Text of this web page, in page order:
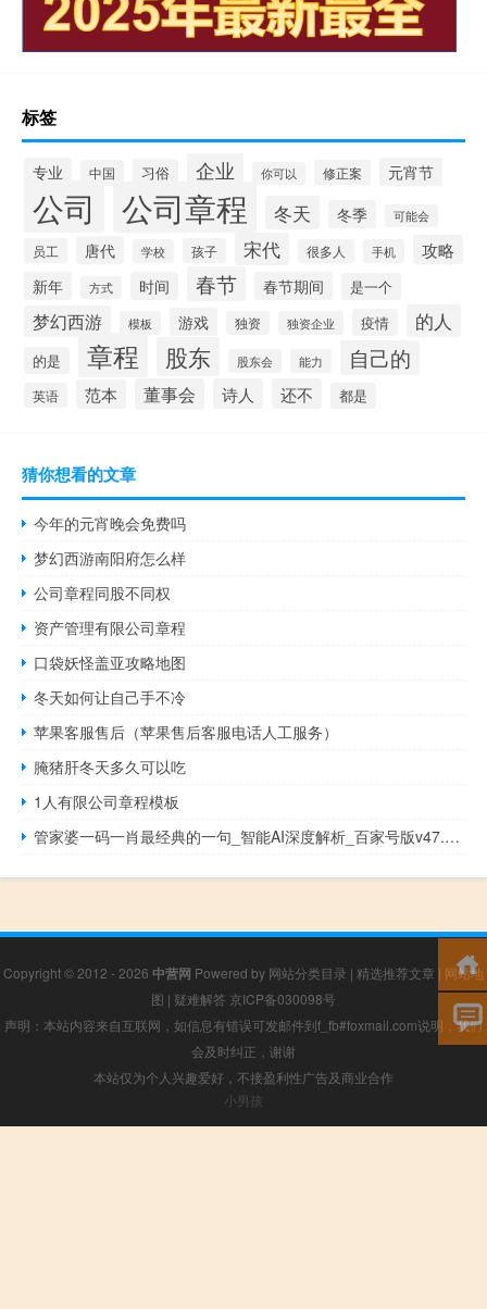
标签
专业 中国 习俗 企业 你可以 修正案 元宵节
公司 公司章程 冬天 冬季 可能会
员工 唐代 学校 孩子 宋代 很多人 手机 攻略
新年 方式 时间 春节 春节期间 是一个
梦幻西游 模板 游戏 独资 独资企业 疫情 的人
的是 章程 股东 股东会 能力 自己的
英语 范本 董事会 诗人 还不 都是
猜你想看的文章
今年的元宵晚会免费吗
梦幻西游南阳府怎么样
公司章程同股不同权
资产管理有限公司章程
口袋妖怪盖亚攻略地图
冬天如何让自己手不冷
苹果客服售后（苹果售后客服电话人工服务）
腌猪肝冬天多久可以吃
1人有限公司章程模板
管家婆一码一肖最经典的一句_智能AI深度解析_百家号版v47.08.141
Copyright © 2012 - 2026 中营网 Powered by 网站分类目录 | 精选推荐文章 | 网站地
图 | 疑难解答 京ICP备030098号
声明：本站内容来自互联网，如信息有错误可发邮件到f_fb#foxmail.com说明，我们
会及时纠正，谢谢
本站仅为个人兴趣爱好，不接盈利性广告及商业合作
小男孩